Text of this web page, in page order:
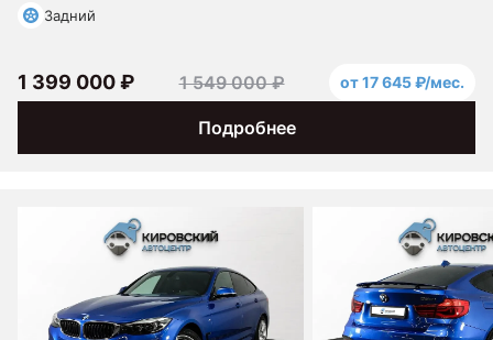
Задний
Подробнее
1 399 000 ₽ 1 549 000 ₽ от 17 645 ₽/мес.